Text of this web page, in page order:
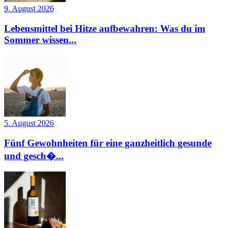
9. August 2026
Lebensmittel bei Hitze aufbewahren: Was du im
Sommer wissen...
5. August 2026
Fünf Gewohnheiten für eine ganzheitlich gesunde
und gesch�...